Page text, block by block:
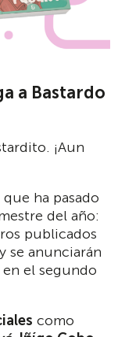
a Bastardo
¡Aun
ha pasado
del año:
publicados
se anunciarán
el segundo
como